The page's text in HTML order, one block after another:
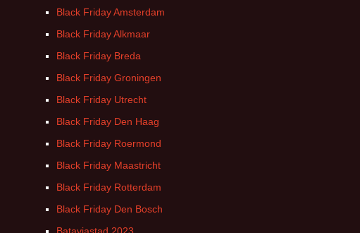
Black Friday Amsterdam
Black Friday Alkmaar
Black Friday Breda
Black Friday Groningen
Black Friday Utrecht
Black Friday Den Haag
Black Friday Roermond
Black Friday Maastricht
Black Friday Rotterdam
Black Friday Den Bosch